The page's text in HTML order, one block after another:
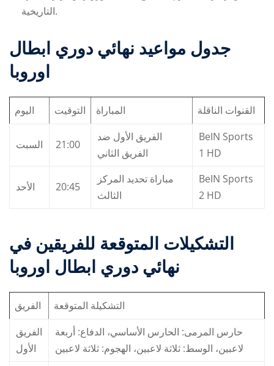
التاريخية.
جدول مواعيد نهائي دوري ابطال
اوروبا
اليوم التوقيت المباراة القنوات الناقلة
السبت 21:00
الفريق الأول ضد
الفريق الثاني
BeIN Sports
1 HD
الأحد 20:45
مباراة تحديد المركز
الثالث
BeIN Sports
2 HD
التشكيلات المتوقعة للفريقين في
نهائي دوري ابطال اوروبا
الفريق
التشكيلة المتوقعة
الفريق
الأول
حارس المرمى: الحارس الأساسي، الدفاع: أربعة
لاعبين، الوسط: ثلاثة لاعبين، الهجوم: ثلاثة لاعبين